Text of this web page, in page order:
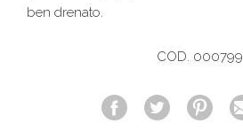
ben drenato.
COD. 000799